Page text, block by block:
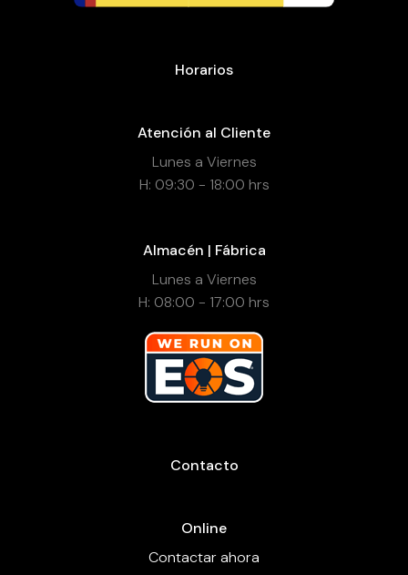
Horarios
Atención al Cliente
Lunes a Viernes
H: 09:30 - 18:00 hrs
Almacén | Fábrica
Lunes a Viernes
H: 08:00 - 17:00 hrs
Contacto
Online
Contactar ahora